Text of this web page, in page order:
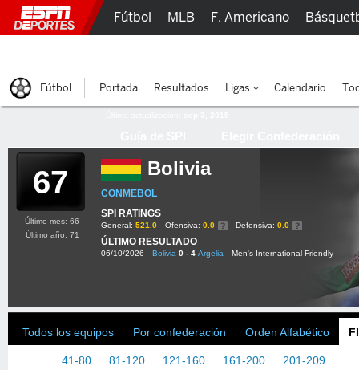
67 Bolivia
CONMEBOL
SPI RATINGS
General: 521.0 Ofensiva: 0.0 Defensiva: 0.0
ÚLTIMO RESULTADO
06/10/2026 Bolivia 0 - 4 Argelia Men's International Friendly
Último mes: 66
Último año: 71
Todos los equipos Por confederación Orden Alfabético
41-80 81-120 121-160 161-200 201-209
Fútbol MLB F. Americano
Fútbol Portada Resultados Ligas Calendario